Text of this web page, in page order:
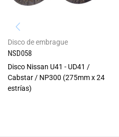
Disco de embrague
NSD058
Disco Nissan U41 - UD41 /
Cabstar / NP300 (275mm x 24
estrías)